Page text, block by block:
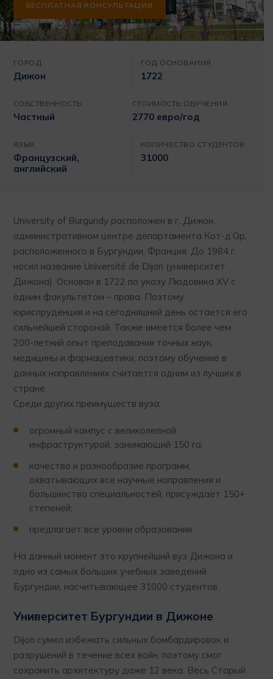
БЕСПЛАТНАЯ КОНСУЛЬТАЦИЯ
ГОРОД
Дижон
ГОД ОСНОВАНИЯ
1722
СОБСТВЕННОСТЬ
Частный
СТОИМОСТЬ ОБУЧЕНИЯ
2770 евро/год
ЯЗЫК
Французский,
английский
КОЛИЧЕСТВО СТУДЕНТОВ
31000
University of Burgundy расположен в г. Дижон,
административном центре департамента Кот-д’Ор,
расположенного в Бургундии, Франция. До 1984 г.
носил название Université de Dijon (университет
Дижона). Основан в 1722 по указу Людовика XV с
одним факультетом – права. Поэтому
юриспруденция и на сегодняшний день остается его
сильнейшей стороной. Также имеется более чем
200-летний опыт преподавания точных наук,
медицины и фармацевтики, поэтому обучение в
данных направлениях считается одним из лучших в
стране.
Среди других преимуществ вуза:
огромный кампус с великолепной
инфраструктурой, занимающий 150 га;
качество и разнообразие программ,
охватывающих все научные направления и
большинство специальностей, присуждает 150+
степеней;
предлагает все уровни образования.
На данный момент это крупнейший вуз Дижона и
одно из самых больших учебных заведений
Бургундии, насчитывающее 31000 студентов.
Университет Бургундии в Дижоне
Dijon сумел избежать сильных бомбардировок и
разрушений в течение всех войн, поэтому смог
сохранить архитектуру даже 12 века. Весь Старый